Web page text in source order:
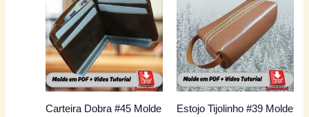
Carteira Dobra #45 Molde
Estojo Tijolinho #39 Molde